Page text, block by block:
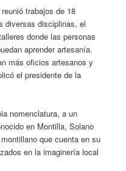
trabajos de 18
diversas disciplinas, el
donde las personas
aprender artesanía.
más oficios artesanos y
el presidente de la
nomenclatura, a un
en Montilla, Solano
que cuenta en su
en la imaginería local